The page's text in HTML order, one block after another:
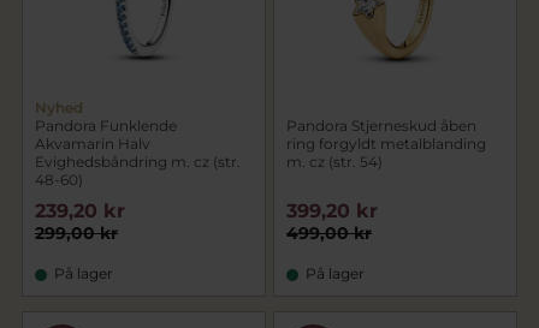
Nyhed
Pandora Funklende
Akvamarin Halv
Evighedsbåndring m. cz (str.
48-60)
299,00 kr
239,20 kr
På lager
Pandora Stjerneskud åben
ring forgyldt metalblanding
m. cz (str. 54)
499,00 kr
399,20 kr
På lager